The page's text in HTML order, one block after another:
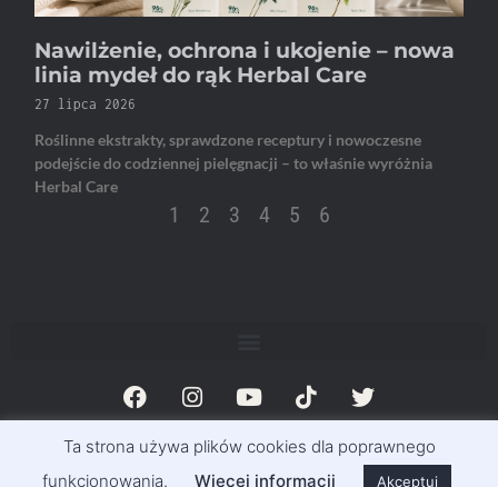
Nawilżenie, ochrona i ukojenie – nowa
linia mydeł do rąk Herbal Care
27 lipca 2026
Roślinne ekstrakty, sprawdzone receptury i nowoczesne
podejście do codziennej pielęgnacji – to właśnie wyróżnia
Herbal Care
1 2 3 4 5 6
© Magazyn Exclusive Info 2011-2023 | Exclusivemag.pl
Ta strona używa plików cookies dla poprawnego
funkcjonowania.
Więcej informacji Akceptuj